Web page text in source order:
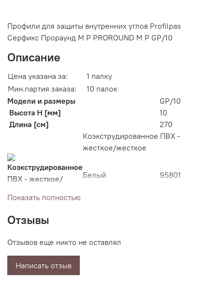
Профили для защиты внутренних углов Profilpas
Серфикс Прораунд М Р PROROUND M P GP/10
Описание
Цена указана за:
1 палку
Мин.партия заказа:
10 палок
Модели и размеры
GP/10
Высота H [мм]
10
Длина [см]
270
Коэкструдированное ПВХ -
жесткое/жесткое
Белый 95801
Показать полностью
Отзывы
Отзывов еще никто не оставлял
Написать отзыв